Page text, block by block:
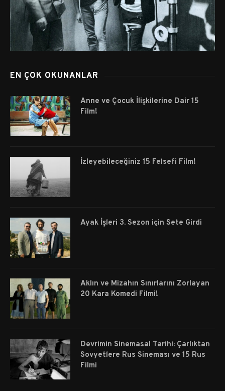
EN ÇOK OKUNANLAR
Anne ve Çocuk İlişkilerine Dair 15
Film!
İzleyebileceğiniz 15 Felsefi Film!
Ayak İşleri 3. Sezon için Sete Girdi
Aklın ve Mizahın Sınırlarını Zorlayan
20 Kara Komedi Filmi!
Devrimin Sinemasal Tarihi: Çarlıktan
Sovyetlere Rus Sineması ve 15 Rus
Filmi